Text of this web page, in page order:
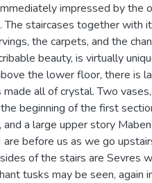
impressed by the
The staircases together with
the carpets, and the
beauty, is virtually
the lower floor, there is
all of crystal. Two
beginning of the first
a large upper story
before us as we go
of the stairs are Sevres
tusks may be seen, again